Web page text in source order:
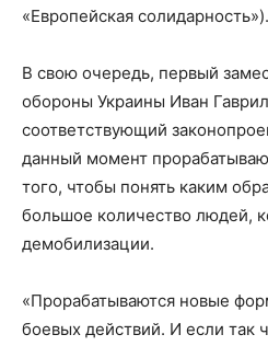
«Европейская солидарность»).
В свою очередь, первый
обороны Украины Иван
соответствующий
данный момент
того, чтобы понять каким
большое количество людей,
демобилизации.
«Прорабатываются новые
боевых действий. И если так